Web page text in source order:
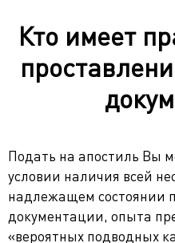
Кто имеет
Подать на апостиль Вы
условии наличия всей
надлежащем состоянии
документации, опыта
«вероятных подводных